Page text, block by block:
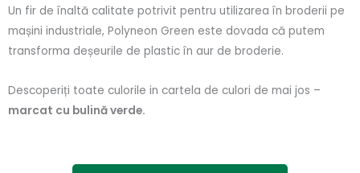
Un fir de înaltă calitate potrivit pentru utilizarea în broderii pe
mașini industriale, Polyneon Green este dovada că putem
transforma deșeurile de plastic în aur de broderie.
Descoperiți toate culorile in cartela de culori de mai jos –
marcat cu bulină verde.